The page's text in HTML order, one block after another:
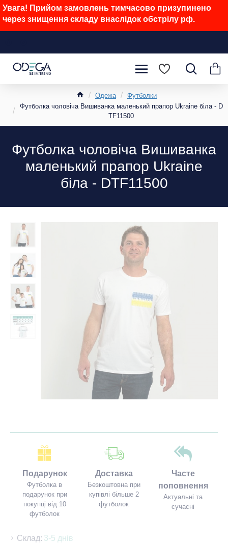
Увага! Прийом замовлень тимчасово призупинено
через знищення складу внаслідок обстрілу рф.
Одежа
Футболки
Футболка чоловіча Вишиванка маленький прапор Ukraine біла - D
TF11500
Футболка чоловіча Вишиванка
маленький прапор Ukraine
біла - DTF11500
Подарунок
Футболка в
подарунок при
покупці від 10
футболок
Доставка
Безкоштовна при
купівлі більше 2
футболок
Часте
поповнення
Актуальні та
сучасні
Склад: 3-5 днів